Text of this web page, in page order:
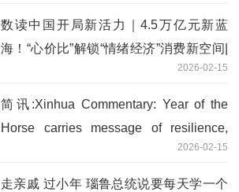
数读中国开局新活力｜4.5万亿元新蓝
海！“心价比”解锁“情绪经济”消费新空间|
2026-02-15
简讯:Xinhua Commentary: Year of the
Horse carries message of resilience,
2026-02-15
走亲戚 过小年 瑙鲁总统说要每天学一个